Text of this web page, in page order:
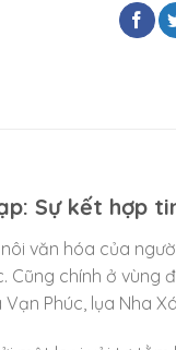
Sự kết hợp
văn hóa của
chính ở
Phúc, lụa Nha